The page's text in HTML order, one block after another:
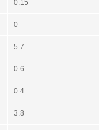
0.15
0
5.7
0.6
0.4
3.8